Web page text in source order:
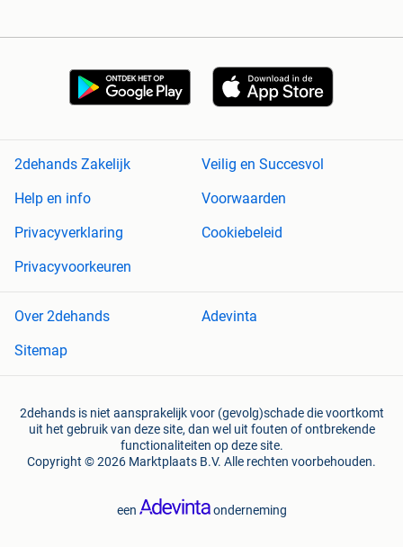
2dehands Zakelijk
Veilig en Succesvol
Help en info
Voorwaarden
Privacyverklaring
Cookiebeleid
Privacyvoorkeuren
Over 2dehands
Adevinta
Sitemap
2dehands is niet aansprakelijk voor (gevolg)schade die voortkomt
uit het gebruik van deze site, dan wel uit fouten of ontbrekende
functionaliteiten op deze site.
Copyright © 2026 Marktplaats B.V. Alle rechten voorbehouden.
een onderneming